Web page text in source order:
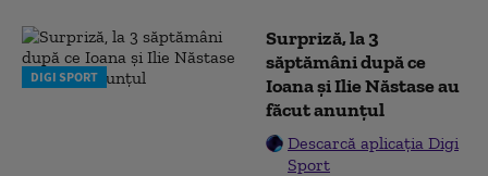
DIGI SPORT
Surpriză, la 3
săptămâni după ce
Ioana și Ilie Năstase au
făcut anunțul
Descarcă aplicația Digi
Sport